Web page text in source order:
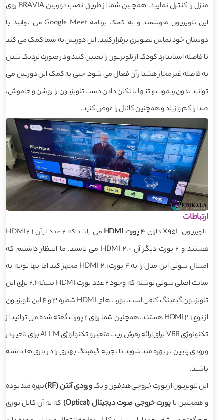
منزل را کنترل نمایید. همچنین شما از طریق نصب دوربین BRAVIA روی
این تلویزیون هوشمند و به کمک برنامه Google Meet می توانید با
دوستان خود تماس تصویری برقرار کنید. این دوربین به شما کمک می کند
تا فاصله استاندارد کودک از تلویزیون را تعیین کنید و در صورت نزدیک شدن
به فاصله غیر مجاز هشدار آن فعال می شود. حتی به کمک این دوربین می
توانید بدون ریموت و تنها با تکان دادن دست تلویزیون را روشن و خاموش،
صدا را کم و زیاد و همچنین کانال را عوض کنید.
ارتباطات
تلویزیون X95L دارای 4 پورت HDMI
می باشد که 2 عدد از آن HDMI 2.1
هستند و 2 پورت دیگر آن HDMI 2.0 می باشند. ما انتظار داشتیم که
امسال سونی این مدل را به 4 پورت HDMI 2.1 مجهز کند اما بها توجه به
سایت اصلی سونی نوشته که وجود 2 عدد پورت HDMI نسخه 2.1 برای این
تلویزیون گیمینگ کافی است. پورت های HDMI شماره 3 و 4 این تلویزیون
از نوع HDMI 2.1 هستند. همچنین شما روی 2 پورت گفته شده می توانید از
تکنولوژی VRR برای ارائه رفرش ریت متغیر و تکنولوژی ALLM برای تاخیر در
ورودی پایین تر بهره مند شوید تا تجربه گیمینگ بهتری را در بازی ها داشته
باشید.
این تلویزیون از پورت خروجی هدفون و یکورودی آنتن (RF)
بهره مند بوده
و همچنین با پورت خروجی صوت دیجیتال (Optical)
که به آن کابل نوری